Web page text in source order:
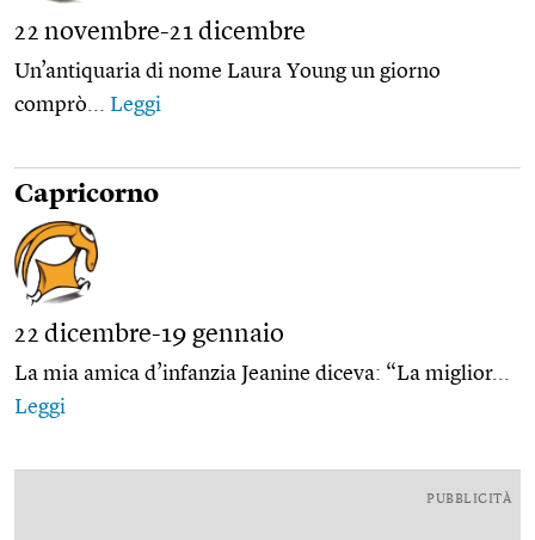
22 novembre-21 dicembre
Un’antiquaria di nome Laura Young un giorno
comprò... Leggi
Capricorno
22 dicembre-19 gennaio
La mia amica d’infanzia Jeanine diceva: “La miglior...
Leggi
PUBBLICITÀ